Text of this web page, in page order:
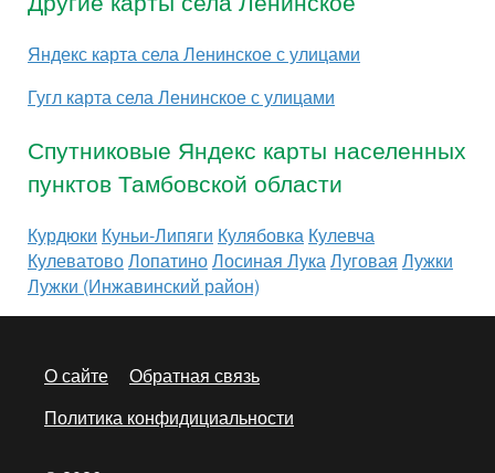
Яндекс карта села Ленинское с улицами
Гугл карта села Ленинское с улицами
Спутниковые Яндекс карты населенных
пунктов Тамбовской области
Курдюки Куньи-Липяги Кулябовка Кулевча
КулеватовоЛопатиноЛосиная Лука Луговая Лужки
Лужки (Инжавинский район)
О сайте
Обратная связь
Политика конфидициальности